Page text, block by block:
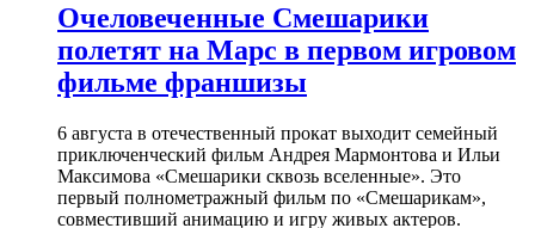
Очеловеченные Смешарики
полетят на Марс в первом игровом
фильме франшизы
6 августа в отечественный прокат выходит семейный
приключенческий фильм Андрея Мармонтова и Ильи
Максимова «Смешарики сквозь вселенные». Это
первый полнометражный фильм по «Смешарикам»,
совместивший анимацию и игру живых актеров.